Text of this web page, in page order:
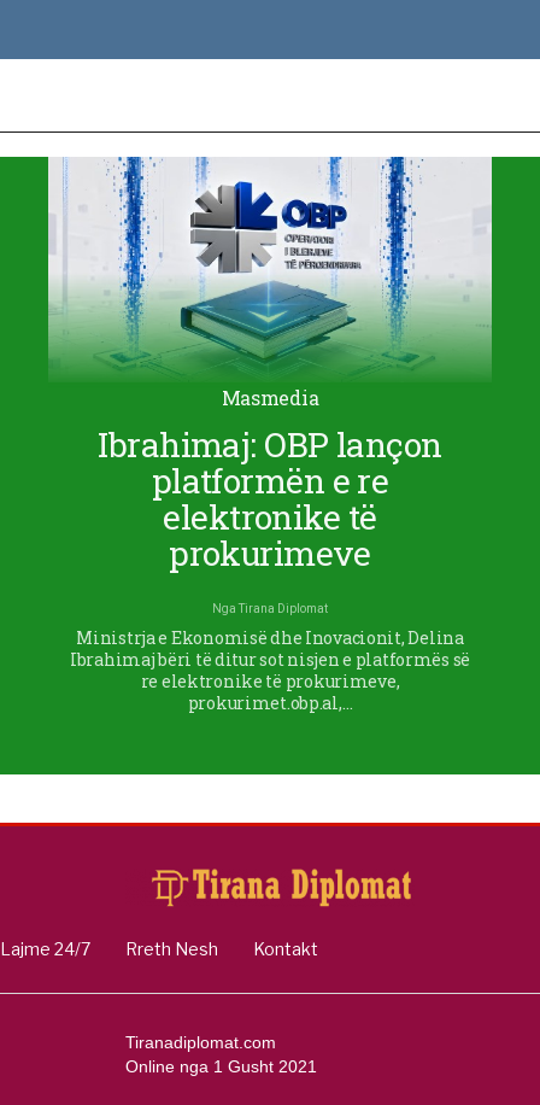
Masmedia
Ibrahimaj: OBP lançon
platformën e re
elektronike të
prokurimeve
NgaTirana Diplomat
Ministrja e Ekonomisë dhe Inovacionit, Delina
Ibrahimaj bëri të ditur sot nisjen e platformës së
re elektronike të prokurimeve,
prokurimet.obp.al,…
Lajme 24/7 Rreth Nesh Kontakt
Tiranadiplomat.com
Online nga 1 Gusht 2021